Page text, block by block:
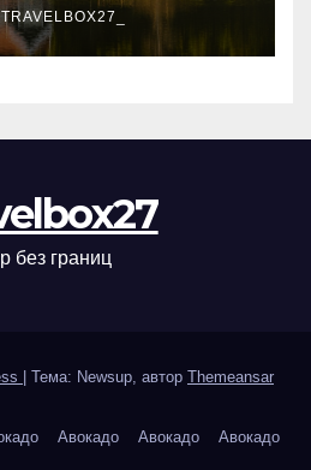
TRAVELBOX27_
без границ
Тема: Newsup, автор Themeansar
Авокадо Авокадо Авокадо